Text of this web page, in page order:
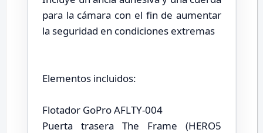
para la cámara con el fin de aumentar
la seguridad en condiciones extremas
Elementos incluidos:
Flotador GoPro AFLTY-004
Puerta trasera The Frame (HERO5